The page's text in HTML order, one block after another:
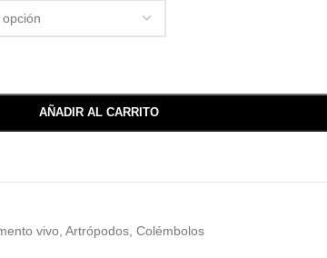
AÑADIR AL CARRITO
vivo Artrópodos, Colémbolos